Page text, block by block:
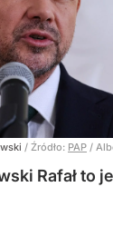
/ Źródło: PAP /
Rafał to